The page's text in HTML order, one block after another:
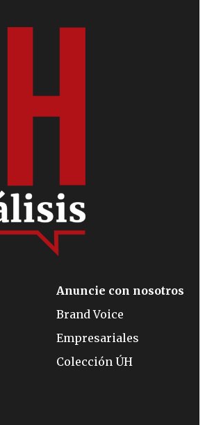
Anuncie con nosotros
Brand Voice
Empresariales
Colección ÚH